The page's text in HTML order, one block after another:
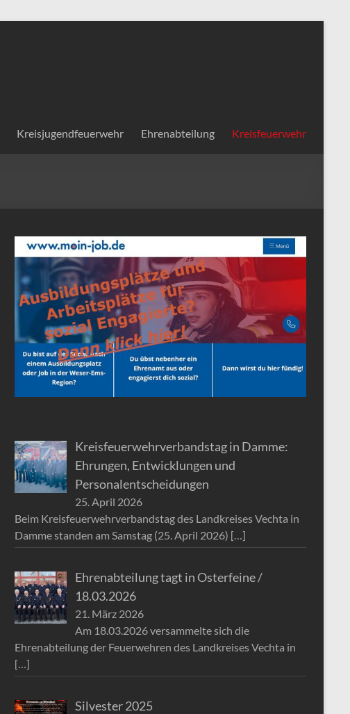
Kreisjugendfeuerwehr Ehrenabteilung Kreisfeuerwehr
Kreisfeuerwehrverbandstag in Damme:
Ehrungen, Entwicklungen und
Personalentscheidungen
25. April 2026
Beim Kreisfeuerwehrverbandstag des Landkreises Vechta in
Damme standen am Samstag (25. April 2026) […]
Ehrenabteilung tagt in Osterfeine /
18.03.2026
21. März 2026
Am 18.03.2026 versammelte sich die
Ehrenabteilung der Feuerwehren des Landkreises Vechta in
[…]
Silvester 2025